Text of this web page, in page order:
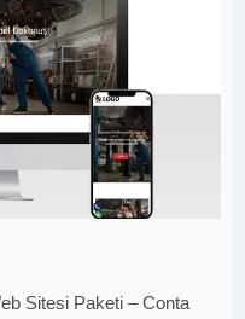
Sitesi Paketi – Conta